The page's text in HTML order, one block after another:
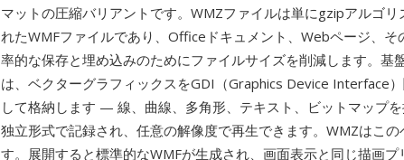
マットの圧縮バリアントです。WMZファイルは単にgzipアルゴリ
れたWMFファイルであり、Officeドキュメント、Webページ、そ
率的な保存と埋め込みのためにファイルサイズを削減します。基
は、ベクターグラフィックスをGDI（Graphics Device Interface
して格納します — 線、曲線、多角形、テキスト、ビットマップ
独立形式で記録され、任意の解像度で再生できます。WMZはこ
す。展開すると標準的なWMFが生成され、画面表示と同じ描画プ